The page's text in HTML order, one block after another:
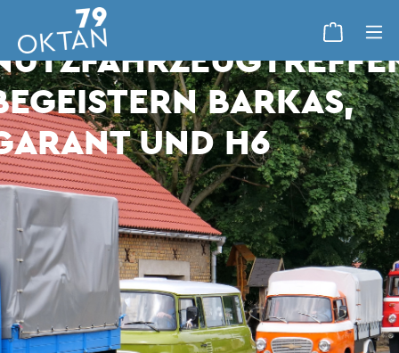
9. DOLLENCHENER
BARKAS,
UND H6